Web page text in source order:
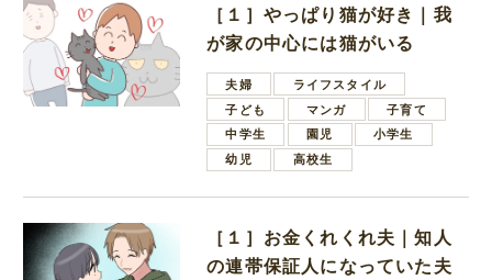
［１］やっぱり猫が好き｜我
が家の中心には猫がいる
夫婦
ライフスタイル
子ども
マンガ
子育て
中学生
園児
小学生
幼児
高校生
［１］お金くれくれ夫｜知人
の連帯保証人になっていた夫